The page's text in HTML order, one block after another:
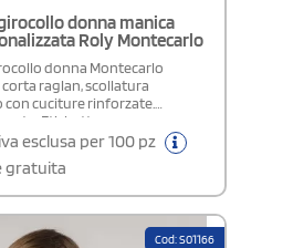
donna manica
Roly Montecarlo
donna Montecarlo
corta raglan, scollatura
cuciture rinforzate.
Etichetta
modello Uomo e
esclusa per 100 pz
gratuita
Cod: S01166